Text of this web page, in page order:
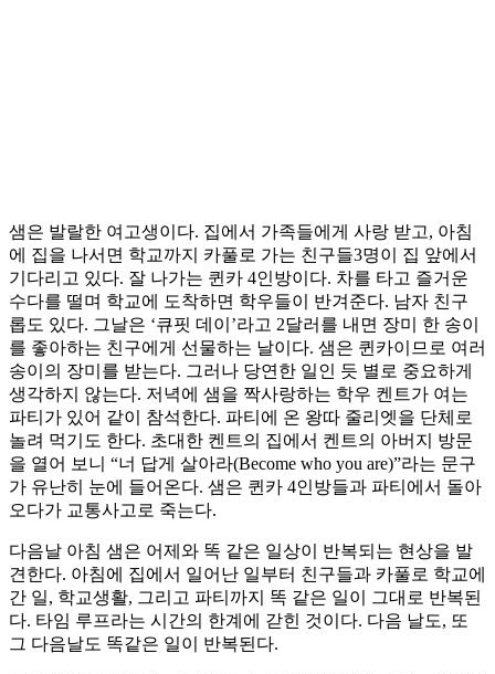
샘은 발랄한 여고생이다. 집에서 가족들에게 사랑 받고, 아침
에 집을 나서면 학교까지 카풀로 가는 친구들3명이 집 앞에서
기다리고 있다. 잘 나가는 퀸카 4인방이다. 차를 타고 즐거운
수다를 떨며 학교에 도착하면 학우들이 반겨준다. 남자 친구
롭도 있다. 그날은 ‘큐핏 데이’라고 2달러를 내면 장미 한 송이
를 좋아하는 친구에게 선물하는 날이다. 샘은 퀸카이므로 여러
송이의 장미를 받는다. 그러나 당연한 일인 듯 별로 중요하게
생각하지 않는다. 저녁에 샘을 짝사랑하는 학우 켄트가 여는
파티가 있어 같이 참석한다. 파티에 온 왕따 줄리엣을 단체로
놀려 먹기도 한다. 초대한 켄트의 집에서 켄트의 아버지 방문
을 열어 보니 “너 답게 살아라(Become who you are)”라는 문구
가 유난히 눈에 들어온다. 샘은 퀸카 4인방들과 파티에서 돌아
오다가 교통사고로 죽는다.
다음날 아침 샘은 어제와 똑 같은 일상이 반복되는 현상을 발
견한다. 아침에 집에서 일어난 일부터 친구들과 카풀로 학교에
간 일, 학교생활, 그리고 파티까지 똑 같은 일이 그대로 반복된
다. 타임 루프라는 시간의 한계에 갇힌 것이다. 다음 날도, 또
그 다음날도 똑같은 일이 반복된다.